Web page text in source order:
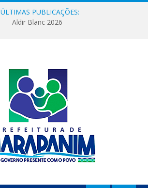
ÚLTIMAS PUBLICAÇÕES:
Aldir Blanc 2026